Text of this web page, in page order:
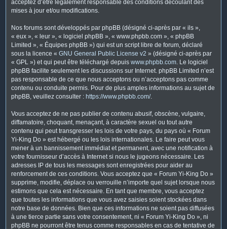
acceptez d’être légalement responsable des conditions découlant des
mises à jour et/ou modifications.
Nos forums sont développés par phpBB (désigné ci-après par « ils »,
« eux », « leur », « logiciel phpBB », « www.phpbb.com », « phpBB
Limited », « Équipes phpBB ») qui est un script libre de forum, déclaré
sous la licence « GNU General Public License v2 » (désigné ci-après par
« GPL ») et qui peut être téléchargé depuis www.phpbb.com. Le logiciel
phpBB facilite seulement les discussions sur Internet. phpBB Limited n’est
pas responsable de ce que nous acceptons ou n’acceptons pas comme
contenu ou conduite permis. Pour de plus amples informations au sujet de
phpBB, veuillez consulter : https://www.phpbb.com/.
Vous acceptez de ne pas publier de contenu abusif, obscène, vulgaire,
diffamatoire, choquant, menaçant, à caractère sexuel ou tout autre
contenu qui peut transgresser les lois de votre pays, du pays où « Forum
Yi-King Do » est hébergé ou les lois internationales. Le faire peut vous
mener à un bannissement immédiat et permanent, avec une notification à
votre fournisseur d’accès à Internet si nous le jugeons nécessaire. Les
adresses IP de tous les messages sont enregistrées pour aider au
renforcement de ces conditions. Vous acceptez que « Forum Yi-King Do »
supprime, modifie, déplace ou verrouille n’importe quel sujet lorsque nous
estimons que cela est nécessaire. En tant que membre, vous acceptez
que toutes les informations que vous avez saisies soient stockées dans
notre base de données. Bien que ces informations ne soient pas diffusées
à une tierce partie sans votre consentement, ni « Forum Yi-King Do », ni
phpBB ne pourront être tenus comme responsables en cas de tentative de